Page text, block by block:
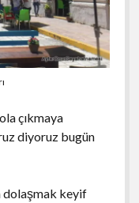
çıkmaya
diyoruz bugün
dolaşmak keyif